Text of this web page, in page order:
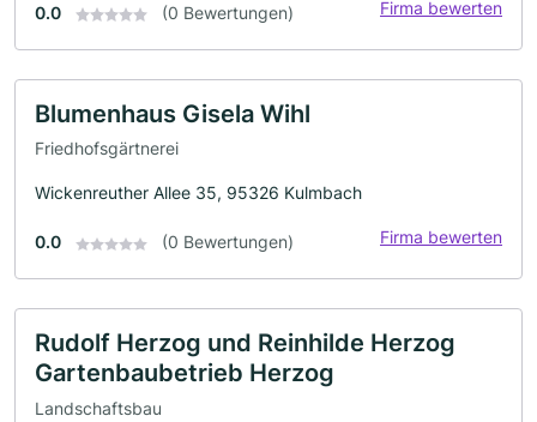
0.0 (0 Bewertungen) Firma bewerten
Blumenhaus Gisela Wihl
Friedhofsgärtnerei
Wickenreuther Allee 35, 95326 Kulmbach
0.0 (0 Bewertungen) Firma bewerten
Rudolf Herzog und Reinhilde Herzog
Gartenbaubetrieb Herzog
Landschaftsbau